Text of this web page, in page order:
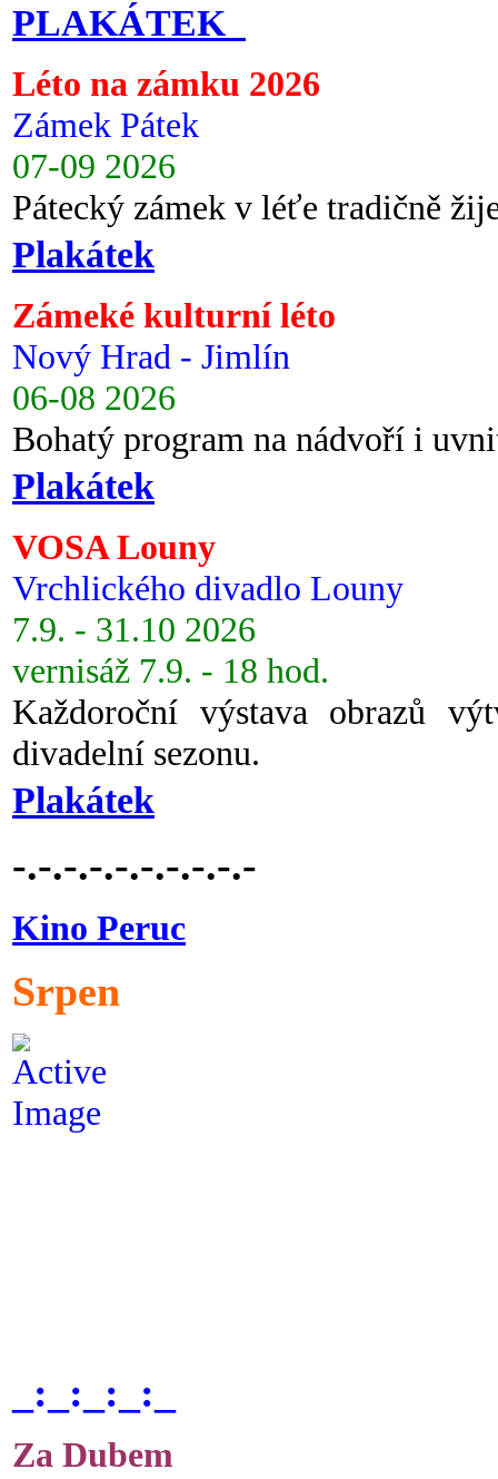
PLAKÁTEK
Léto na zámku 2026
Zámek Pátek
07-09 2026
Pátecký zámek v léťe tradičně
Plakátek
Zámeké kulturní léto
Nový Hrad - Jimlín
06-08 2026
Bohatý program na nádvoří i
Plakátek
VOSA Louny
Vrchlického divadlo Louny
7.9. - 31.10 2026
vernisáž 7.9. - 18 hod.
Každoroční výstava obrazů
divadelní sezonu.
Plakátek
-.-.-.-.-.-.-.-.-.-
Kino Peruc
Srpen
_:_:_:_:_
Za Dubem